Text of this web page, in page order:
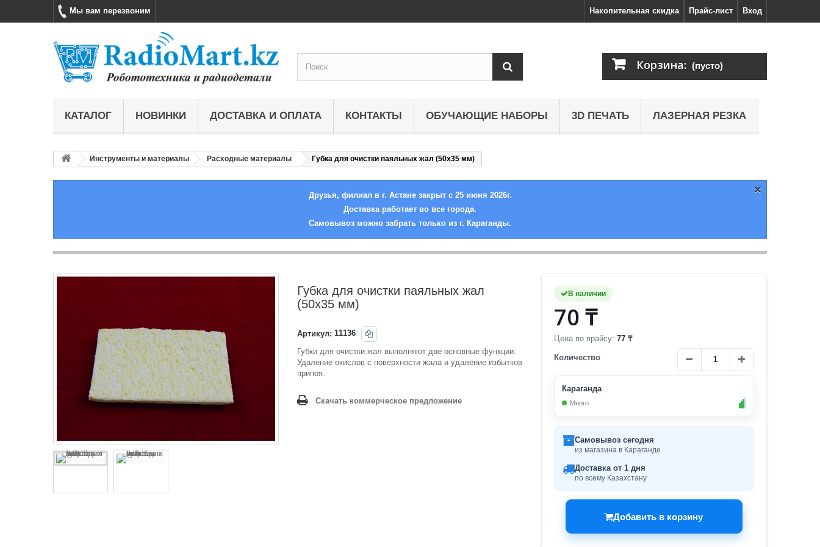
Вход
Прайс-лист
Накопительная скидка
Мы вам перезвоним
Корзина: (пусто)
КАТАЛОГ НОВИНКИ ДОСТАВКА И ОПЛАТА КОНТАКТЫ ОБУЧАЮЩИЕ НАБОРЫ 3D ПЕЧАТЬ ЛАЗЕРНАЯ РЕЗКА
Инструменты и материалы Расходные материалы Губка для очистки паяльных жал (50x35 мм)
×
Друзья, филиал в г. Астане закрыт с 25 июня 2026г.
Доставка работает во все города.
Самовывоз можно забрать только из г. Караганды.
Губка для очистки паяльных жал
(50x35 мм)
Артикул: 11136
Губки для очистки жал выполняют две основные функции:
Удаление окислов с поверхности жала и удаление избытков
припоя.
Скачать коммерческое предложение
В наличии
70 ₸
Цена по прайсу: 77 ₸
Количество
Караганда
Много
Самовывоз сегодня
из магазина в Караганде
Доставка от 1 дня
по всему Казахстану
Добавить в корзину